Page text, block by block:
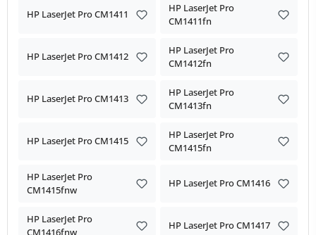
HP LaserJet Pro CM1411
HP LaserJet Pro
CM1411fn
HP LaserJet Pro CM1412
HP LaserJet Pro
CM1412fn
HP LaserJet Pro CM1413
HP LaserJet Pro
CM1413fn
HP LaserJet Pro CM1415
HP LaserJet Pro
CM1415fn
HP LaserJet Pro
CM1415fnw
HP LaserJet Pro CM1416
HP LaserJet Pro
CM1416fnw
HP LaserJet Pro CM1417